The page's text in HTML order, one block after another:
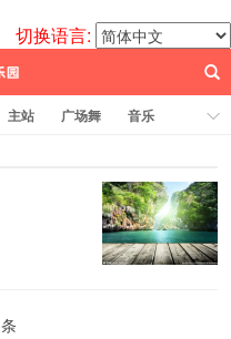
切换语言:
主站 广场舞
音乐
条